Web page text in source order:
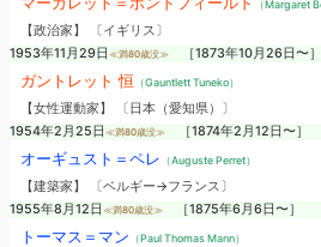
（Margaret
【政治家】 〔イギリス〕
1953年11月29日 ≪満80歳没≫ ［1873年10月26日〜］
ガントレット 恒 （Gauntlett Tuneko）
【女性運動家】 〔日本（愛知県）〕
1954年2月25日 ≪満80歳没≫ ［1874年2月12日〜］
オーギュスト＝ペレ （Auguste Perret）
【建築家】 〔ベルギー→フランス〕
1955年8月12日 ≪満80歳没≫ ［1875年6月6日〜］
トーマス＝マン （Paul Thomas Mann）